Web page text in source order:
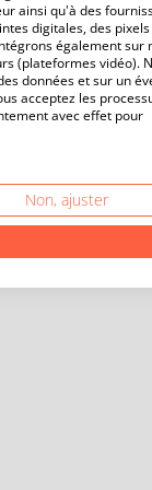
ainsi qu'à des
digitales, des
également sur
(plateformes vidéo).
données et sur un
acceptez les
avec effet pour
Non, ajuster